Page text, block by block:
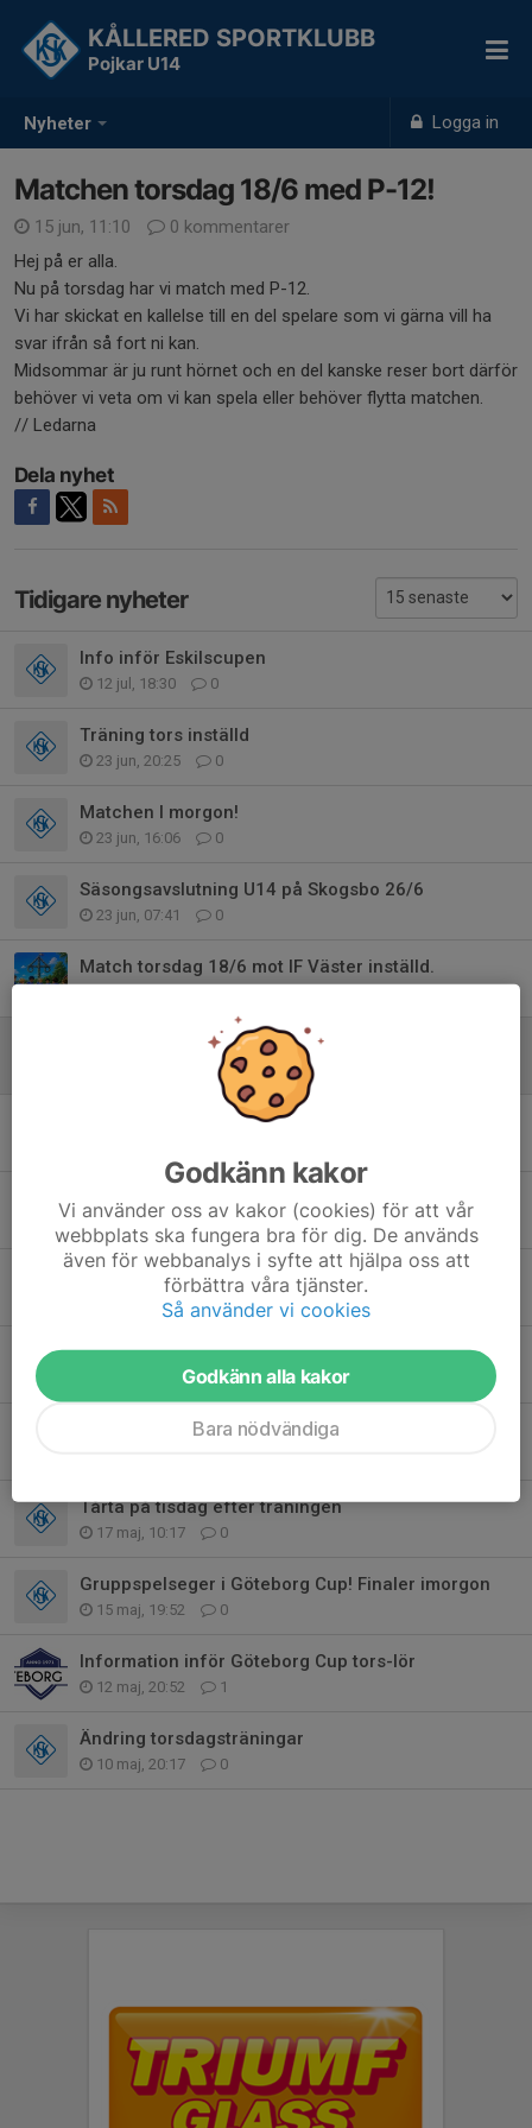
Nyheter Logga in
KÅLLERED SPORTKLUBB
Pojkar U14
Matchen torsdag 18/6 med P-12!
15 jun, 11:10
0 kommentarer
Hej på er alla.
Nu på torsdag har vi match med P-12.
Vi har skickat en kallelse till en del spelare som vi gärna vill ha
svar ifrån så fort ni kan.
Midsommar är ju runt hörnet och en del kanske reser bort därför
behöver vi veta om vi kan spela eller behöver flytta matchen.
// Ledarna
Dela nyhet
Tidigare nyheter
Info inför Eskilscupen
12 jul, 18:30 0
Träning tors inställd
23 jun, 20:25 0
Matchen I morgon!
23 jun, 16:06 0
Säsongsavslutning U14 på Skogsbo 26/6
23 jun, 07:41 0
Match torsdag 18/6 mot IF Väster inställd.
Matchen torsdag 18/6 med P-12!
0
Inställda träningar v25
9 jun, 22:15 0
4 jun, 09:06
P13-match onsdag - träning inställd
31 maj, 21:35 0
U14 - Onsdagsträning på Skogsbo!
Tårta på tisdag efter träningen
17 maj, 10:17 0
Gruppspelseger i Göteborg Cup! Finaler imorgon
15 maj, 19:52 0
Information inför Göteborg Cup tors-lör
12 maj, 20:52 1
Ändring torsdagsträningar
10 maj, 20:17 0
Godkänn kakor
Vi använder oss av kakor (cookies) för att vår
webbplats ska fungera bra för dig. De används
även för webbanalys i syfte att hjälpa oss att
förbättra våra tjänster.
Så använder vi cookies
Godkänn alla kakor
Bara nödvändiga